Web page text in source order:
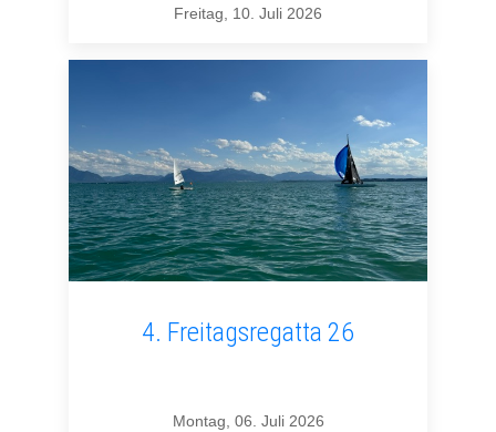
Freitag, 10. Juli 2026
4. Freitagsregatta 26
Montag, 06. Juli 2026